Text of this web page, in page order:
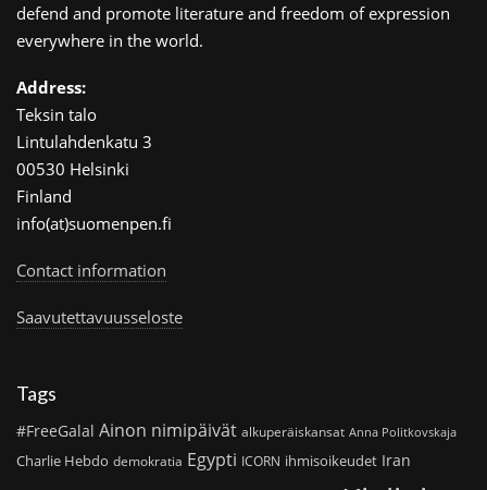
defend and promote literature and freedom of expression
everywhere in the world.
Address:
Teksin talo
Lintulahdenkatu 3
00530 Helsinki
Finland
info(at)suomenpen.fi
Contact information
Saavutettavuusseloste
Tags
#FreeGalal Ainon nimipäivät alkuperäiskansat Anna Politkovskaja
Charlie Hebdo demokratia Egypti ICORN ihmisoikeudet Iran